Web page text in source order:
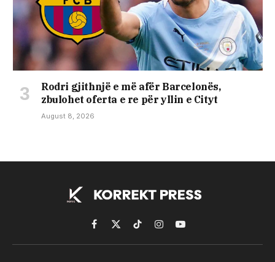
Rodri gjithnjë e më afër Barcelonës,
zbulohet oferta e re për yllin e Cityt
August 8, 2026
Facebook
X
(Twitter)
TikTokInstagramYouTube